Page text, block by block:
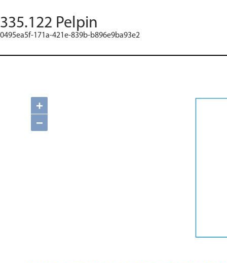
335.122 Pelpin
0495ea5f-171a-421e-839b-b896e9ba93e2
+
−